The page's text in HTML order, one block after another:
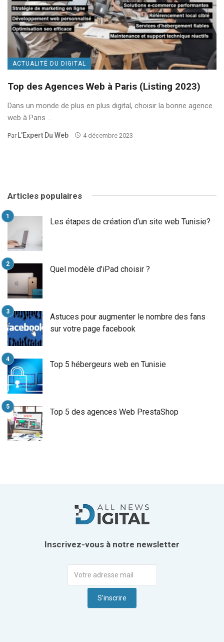
ACTUALITÉ DU DIGITAL
Top des Agences Web à Paris (Listing 2023)
Dans un monde de plus en plus digital, choisir la bonne agence
web à Paris ...
Par L'Expert Du Web 4 décembre 2023
Articles populaires
Les étapes de création d’un site web Tunisie?
Quel modèle d’iPad choisir ?
Astuces pour augmenter le nombre des fans
sur votre page facebook
Top 5 hébergeurs web en Tunisie
Top 5 des agences Web PrestaShop
Inscrivez-vous à notre newsletter